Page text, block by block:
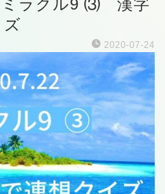
ラクル9 ⑶ 漢字
ズ
2020-07-24